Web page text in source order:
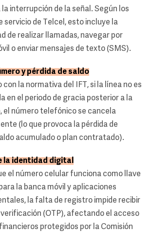
la interrupción de la señal. Según los
servicio de Telcel, esto incluye la
de realizar llamadas, navegar por
o enviar mensajes de texto (SMS).
y pérdida de saldo
con la normativa del IFT, si la línea no es
en el periodo de gracia posterior a la
el número telefónico se cancela
(lo que provoca la pérdida de
acumulado o plan contratado).
la identidad digital
el número celular funciona como llave
la banca móvil y aplicaciones
la falta de registro impide recibir
(OTP), afectando el acceso
protegidos por la Comisión